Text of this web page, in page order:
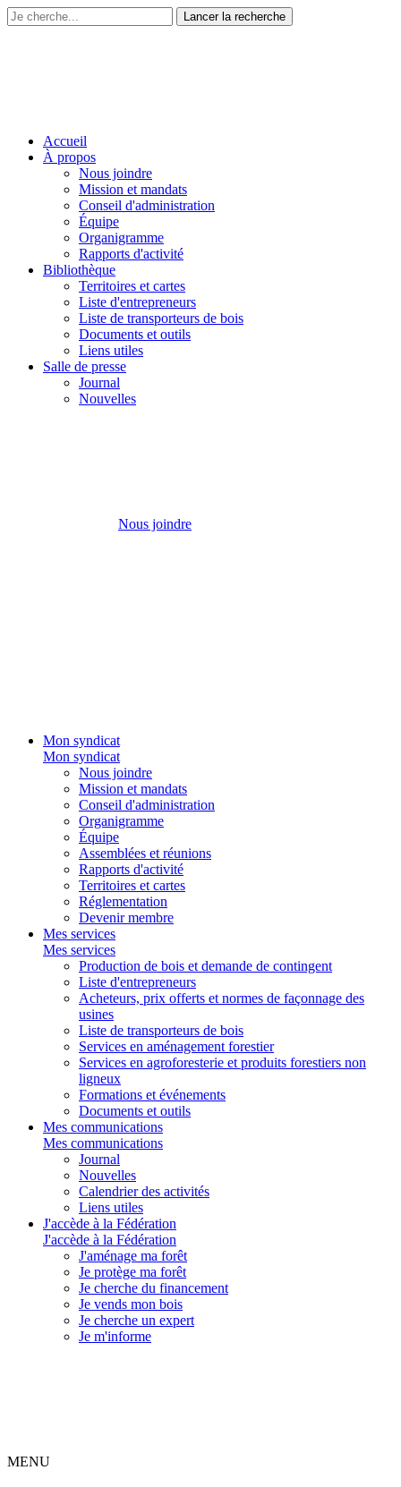
Accueil
À propos
Nous joindre
Mission et mandats
Conseil d'administration
Équipe
Organigramme
Rapports d'activité
Bibliothèque
Territoires et cartes
Liste d'entrepreneurs
Liste de transporteurs de bois
Documents et outils
Liens utiles
Salle de presse
Journal
Nouvelles
Nous joindre
Mon syndicat
Mon syndicat
Nous joindre
Mission et mandats
Conseil d'administration
Organigramme
Équipe
Assemblées et réunions
Rapports d'activité
Territoires et cartes
Réglementation
Devenir membre
Mes services
Mes services
Production de bois et demande de contingent
Liste d'entrepreneurs
Acheteurs, prix offerts et normes de façonnage des
usines
Liste de transporteurs de bois
Services en aménagement forestier
Services en agroforesterie et produits forestiers non
ligneux
Formations et événements
Documents et outils
Mes communications
Mes communications
Journal
Nouvelles
Calendrier des activités
Liens utiles
J'accède à la Fédération
J'accède à la Fédération
J'aménage ma forêt
Je protège ma forêt
Je cherche du financement
Je vends mon bois
Je cherche un expert
Je m'informe
MENU